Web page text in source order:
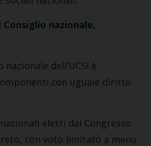
nazionale,
nazionale dell’UCSI è
con uguale diritto
eletti dal Congresso
con voto limitato a meno